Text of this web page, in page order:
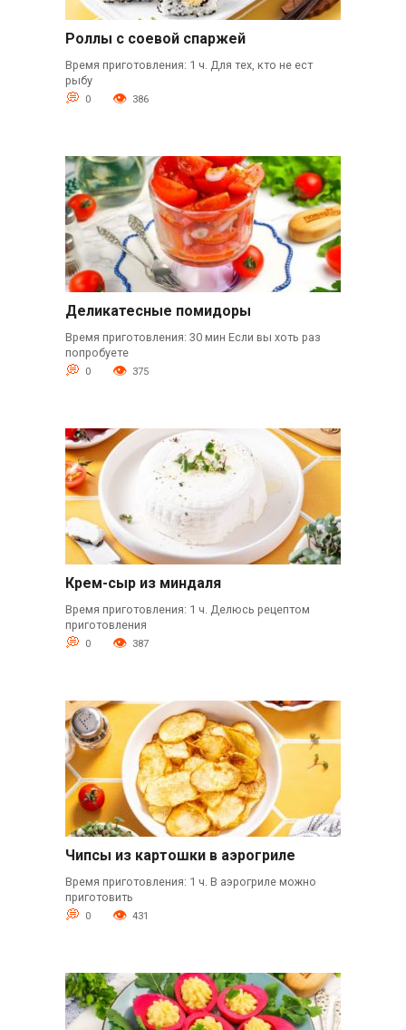
Роллы с соевой спаржей
Время приготовления: 1 ч. Для тех, кто не ест
рыбу
0 386
Деликатесные помидоры
Время приготовления: 30 мин Если вы хоть раз
попробуете
0 375
Крем-сыр из миндаля
Время приготовления: 1 ч. Делюсь рецептом
приготовления
0 387
Чипсы из картошки в аэрогриле
Время приготовления: 1 ч. В аэрогриле можно
приготовить
0 431